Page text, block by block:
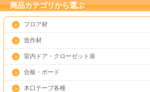
商品カテゴリから選ぶ
フロア材
造作材
室内ドア・クローゼット扉
合板・ボード
木口テープ各種